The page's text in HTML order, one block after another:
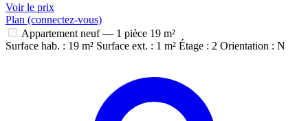
Voir le prix
Plan (connectez-vous)
Appartement neuf — 1 pièce 19 m²
Surface hab. : 19 m² Surface ext. : 1 m² Étage : 2 Orientation : N